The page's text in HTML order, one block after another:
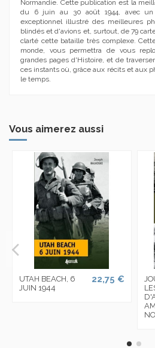
Normandie. Cette publication est la
du 6 juin au 30 août 1944, avec un
exceptionnel illustré des meilleures
blindés et d'avions et, surtout, de 79
clarté cette bataille très complexe.
monde, vous permettra de vous
grandes pages d'Histoire, et de
ces instants où, grâce aux récits et aux
le temps.
Vous aimerez aussi
UTAH BEACH, 6
JUIN 1944
22,75 €